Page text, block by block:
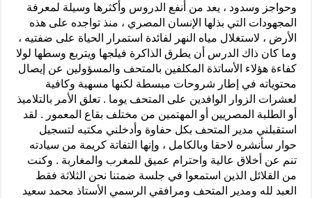
وحواجز وسدود ، يعد من أنفع الدروس وأكثرها وسيلة لمعرفة
المجهودات التي بذلها الإنسان المصري ، منذ تواجده على هذه
الأرض ، لاستغلال مياه النهر لفائدة استمرار الحياة على ضفتيه ،
وما كان ذاك الدرس أن يطرق الذاكرة فيلجها ويتربع وسطها لولا
كفاءة هؤلاء الأساتذة المكلفين بالمتحف والمسؤولين عن إيصال
محتوياته في إطار شروحات مبسطة لكنها مسهبة وكافية
لعشرات الزوار الوافدين على المتحف يوما . تعلق الأمر بالتلاميذ
أو الطلبة المصريين أو المهتمين من مختلف بقاع المعمور . لقد
استقبلني مدير المتحف بكل حفاوة وأدخلني مكتبه لتسجيل
حوار سأنشره لاحقا وبالكامل ، وإنها التفاتة كريمة من سيادته
تنم عن أخلاق عالية واحترام عميق للمغرب والمغاربة . وكنت
من القلائل الذين استمعوا في جلسة ضمتنا نحن الثلاثة فقط
العبد لله ومدير المتحف ومرافقي الرسمي الأستاذ محمد سعيد